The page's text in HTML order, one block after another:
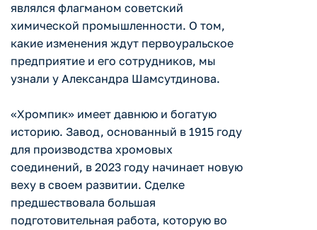
являлся флагманом советский
химической промышленности. О том,
какие изменения ждут первоуральское
предприятие и его сотрудников, мы
узнали у Александра Шамсутдинова.
«Хромпик» имеет давнюю и богатую
историю. Завод, основанный в 1915 году
для производства хромовых
соединений, в 2023 году начинает новую
веху в своем развитии. Сделке
предшествовала большая
подготовительная работа, которую во